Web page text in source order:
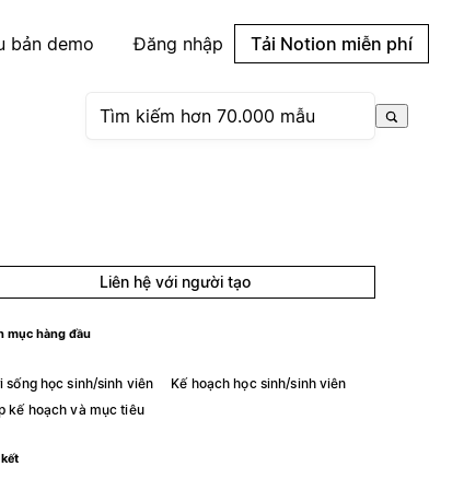
bản demo Đăng nhập Tải Notion miễn phí
Liên hệ với người tạo
mục hàng đầu
sống học sinh/sinh viên
Kế hoạch học sinh/sinh viên
kế hoạch và mục tiêu